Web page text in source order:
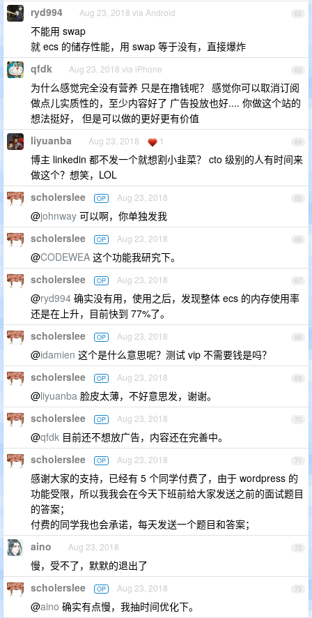
62
ryd994 Aug 23, 2018 via Android
不能用 swap
就 ecs 的储存性能，用 swap 等于没有，直接爆炸
63
qfdk Aug 23, 2018 via iPhone
为什么感觉完全没有营养 只是在撸钱呢？ 感觉你可以取消订阅
做点儿实质性的，至少内容好了 广告投放也好.... 你做这个站的
想法挺好， 但是可以做的更好更有价值
64
liyuanba Aug 23, 2018 1
博主 linkedin 都不发一个就想割小韭菜？ cto 级别的人有时间来
做这个？想笑，LOL
65
scholerslee OP Aug 23, 2018
@johnway 可以啊，你单独发我
66
scholerslee OP Aug 23, 2018
@CODEWEA 这个功能我研究下。
67
scholerslee OP Aug 23, 2018
@ryd994 确实没有用，使用之后，发现整体 ecs 的内存使用率
还是在上升，目前快到 77%了。
68
scholerslee OP Aug 23, 2018
@idamien 这个是什么意思呢？测试 vip 不需要钱是吗？
69
scholerslee OP Aug 23, 2018
@liyuanba 脸皮太薄，不好意思发，谢谢。
70
scholerslee OP Aug 23, 2018
@qfdk 目前还不想放广告，内容还在完善中。
71
scholerslee OP Aug 23, 2018
感谢大家的支持，已经有 5 个同学付费了，由于 wordpress 的
功能受限，所以我我会在今天下班前给大家发送之前的面试题目
的答案；
付费的同学我也会承诺，每天发送一个题目和答案；
72
aino Aug 23, 2018
慢，受不了，默默的退出了
73
scholerslee OP Aug 23, 2018
@aino 确实有点慢，我抽时间优化下。